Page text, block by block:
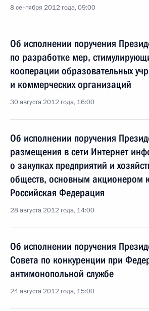
8 сентября 2012 года, 09:00
Об исполнении поручения
по разработке мер,
кооперации образовательных
и коммерческих организаций
30 августа 2012 года, 16:00
Об исполнении поручения
размещения в сети Интернет
о закупках предприятий и
обществ, основным акционером
Российская Федерация
28 августа 2012 года, 14:00
Об исполнении поручения
Совета по конкуренции при
антимонопольной службе
24 августа 2012 года, 15:00